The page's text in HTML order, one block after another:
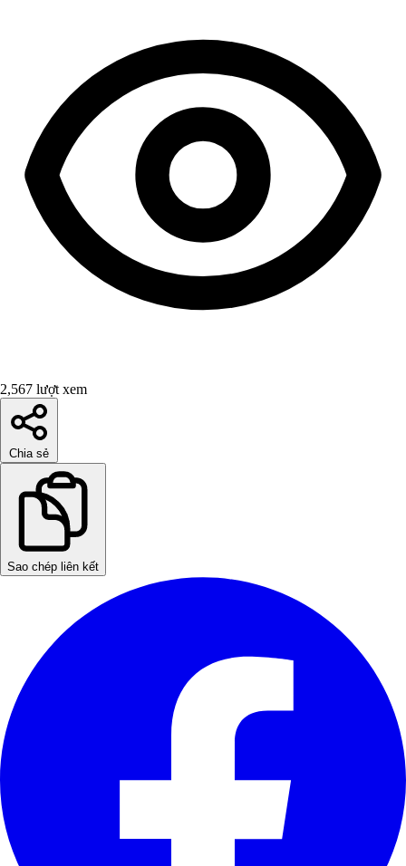
2,567 lượt xem
Chia sẻ
Sao chép liên kết